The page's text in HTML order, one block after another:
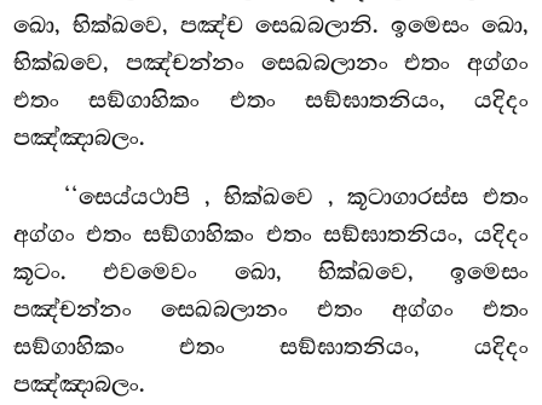
ඛො, භික්ඛවෙ, පඤ්ච සෙඛබලානි. ඉමෙසං ඛො,
භික්ඛවෙ, පඤ්චන්නං සෙඛබලානං එතං අග්ගං
එතං සඞ්ගාහිකං එතං සඞ්ඝාතනියං, යදිදං
පඤ්ඤාබලං.
‘‘සෙය්යථාපි , භික්ඛවෙ , කූටාගාරස්ස එතං
අග්ගං එතං සඞ්ගාහිකං එතං සඞ්ඝාතනියං, යදිදං
කූටං. එවමෙවං ඛො, භික්ඛවෙ, ඉමෙසං
පඤ්චන්නං සෙඛබලානං එතං අග්ගං එතං
සඞ්ගාහිකං එතං සඞ්ඝාතනියං, යදිදං
පඤ්ඤාබලං.